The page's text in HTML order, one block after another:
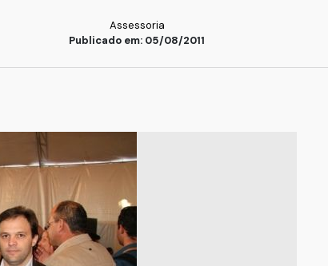
Assessoria
Publicado em: 05/08/2011